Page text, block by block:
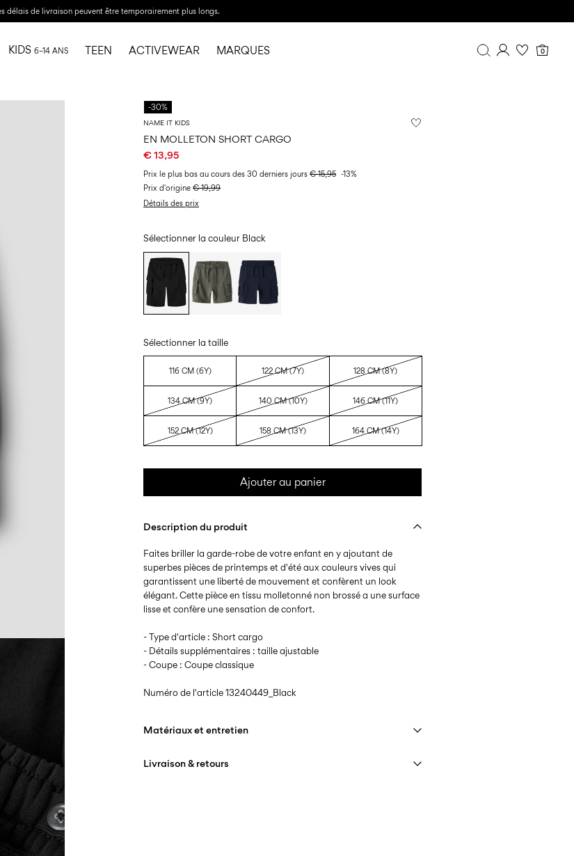
délais de livraison peuvent être temporairement plus longs.
0
KIDS 6–14 ANS TEEN ACTIVEWEAR MARQUES
-30%
NAME IT KIDS
EN MOLLETON SHORT CARGO
€ 13,95
Prix ​​le plus bas au cours des 30 derniers jours € 15,95 -13%
Prix ​​d'origine € 19,99
Détails des prix
Sélectionner la couleur Black
Sélectionner la taille
116 CM (6Y) 122 CM (7Y) 128 CM (8Y)
134 CM (9Y) 140 CM (10Y) 146 CM (11Y)
152 CM (12Y) 158 CM (13Y) 164 CM (14Y)
Ajouter au panier
Description du produit
Faites briller la garde-robe de votre enfant en y ajoutant de
superbes pièces de printemps et d'été aux couleurs vives qui
garantissent une liberté de mouvement et confèrent un look
élégant. Cette pièce en tissu molletonné non brossé a une surface
lisse et confère une sensation de confort.
- Type d'article : Short cargo
- Détails supplémentaires : taille ajustable
- Coupe : Coupe classique
Numéro de l'article13240449_Black
Matériaux et entretien
Livraison & retours